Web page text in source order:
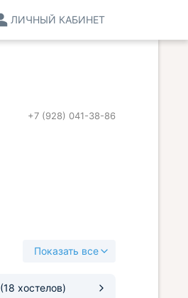
ЛИЧНЫЙ КАБИНЕТ
+7 (928) 041-38-86
Показать все
(18 хостелов)